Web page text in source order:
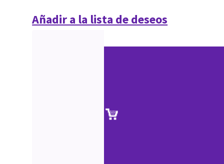
Añadir a la lista de deseos